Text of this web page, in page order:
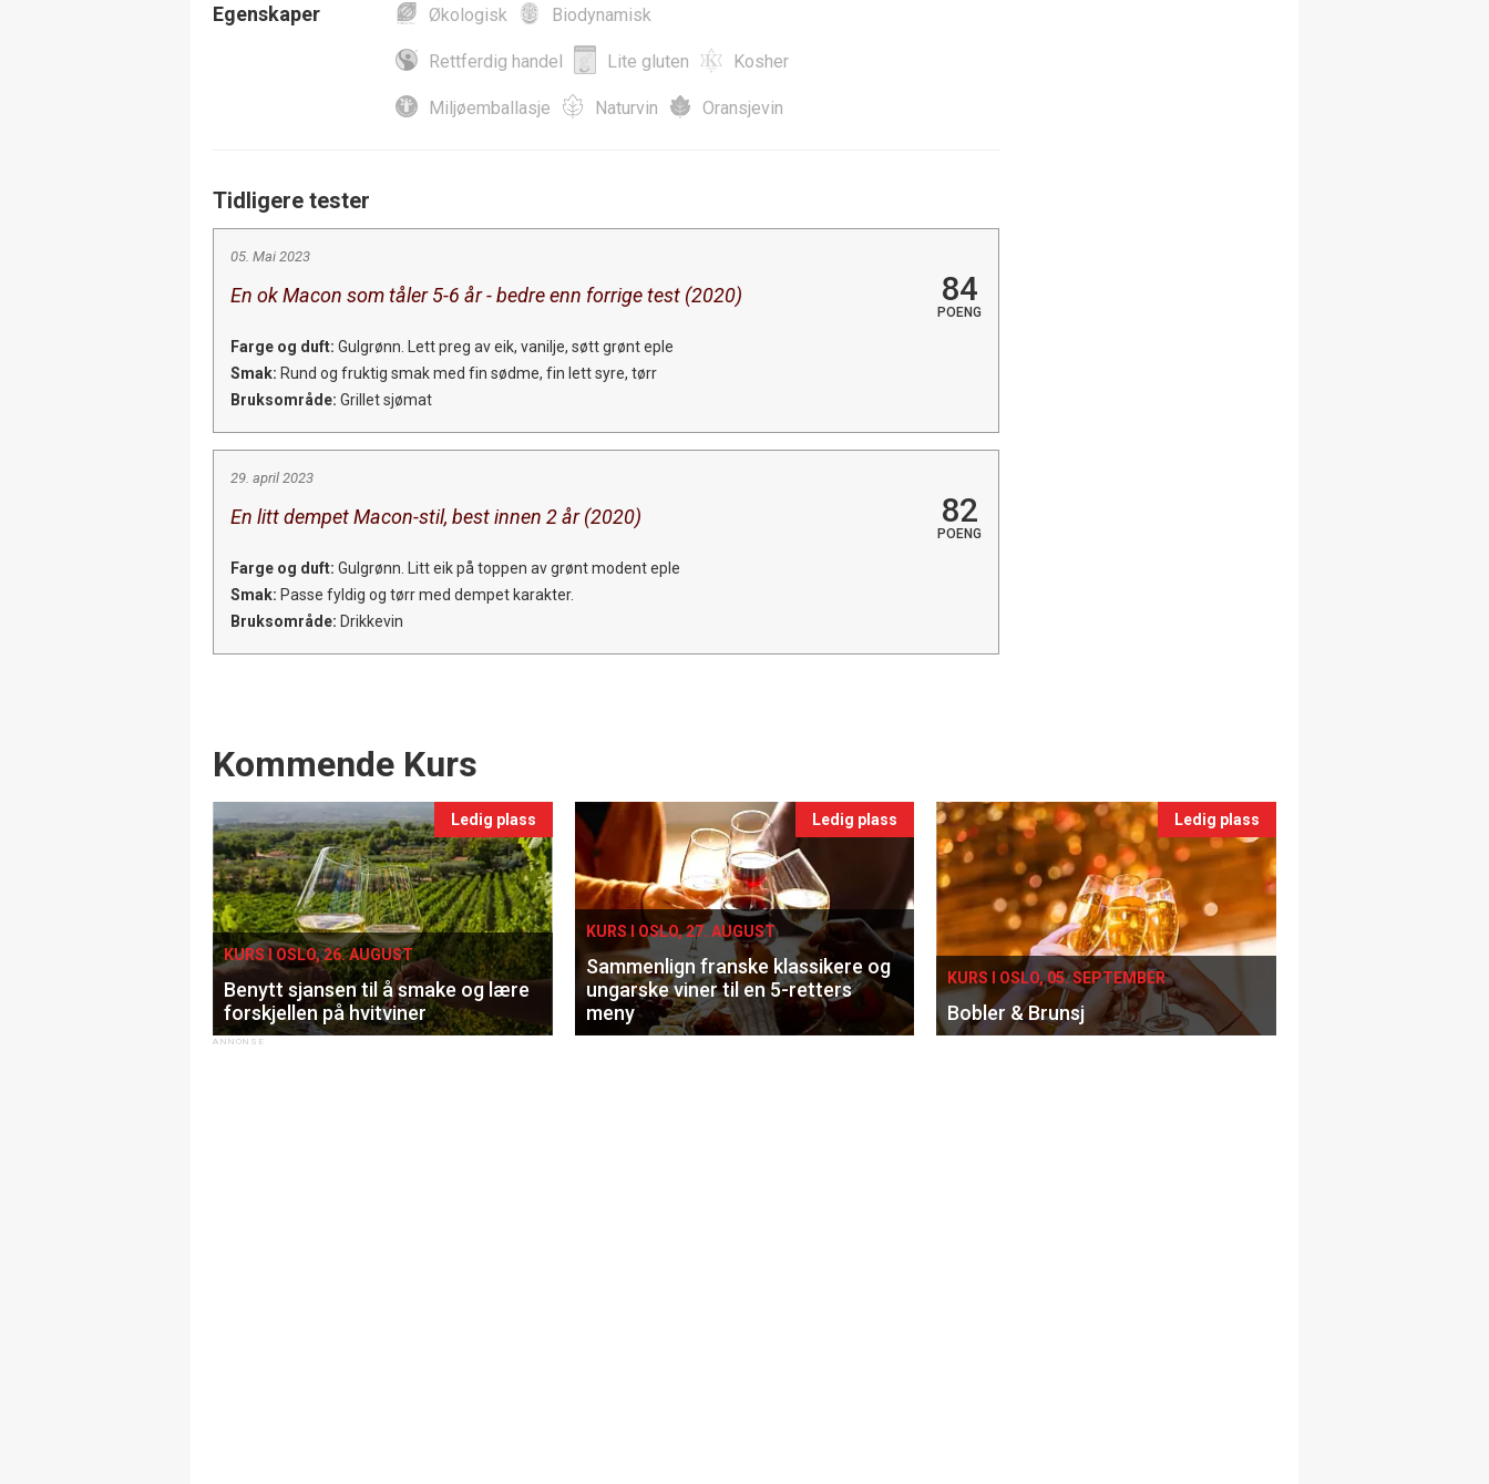
Egenskaper Økologisk Biodynamisk
Rettferdig handel Lite gluten Kosher
Miljøemballasje Naturvin Oransjevin
Tidligere tester
05. Mai 2023
En ok Macon som tåler 5-6 år - bedre enn forrige test (2020) 84
POENG
Farge og duft: Gulgrønn. Lett preg av eik, vanilje, søtt grønt eple
Smak: Rund og fruktig smak med fin sødme, fin lett syre, tørr
Bruksområde: Grillet sjømat
29. april 2023
En litt dempet Macon-stil, best innen 2 år (2020) 82
POENG
Farge og duft: Gulgrønn. Litt eik på toppen av grønt modent eple
Smak: Passe fyldig og tørr med dempet karakter.
Bruksområde: Drikkevin
Events
Kommende Kurs
Ledig plass
KURS I OSLO, 26. AUGUST
Benytt sjansen til å smake og lære
forskjellen på hvitviner
Ledig plass
KURS I OSLO, 27. AUGUST
Sammenlign franske klassikere og
ungarske viner til en 5-retters
meny
Ledig plass
KURS I OSLO, 05. SEPTEMBER
Bobler & Brunsj